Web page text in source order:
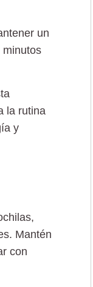
un
minutos
la rutina
y
Mantén
con